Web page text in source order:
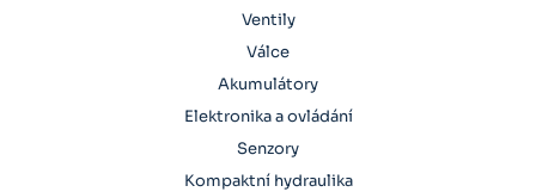
Ventily
Válce
Akumulátory
Elektronika a ovládání
Senzory
Kompaktní hydraulika